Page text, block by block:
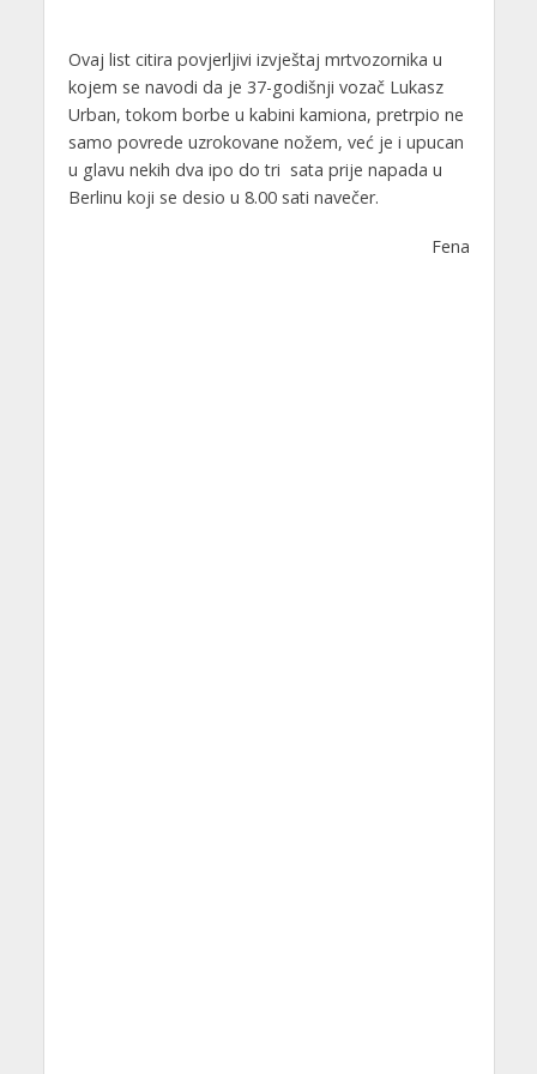
Ovaj list citira povjerljivi izvještaj mrtvozornika u
kojem se navodi da je 37-godišnji vozač Lukasz
Urban, tokom borbe u kabini kamiona, pretrpio ne
samo povrede uzrokovane nožem, već je i upucan
u glavu nekih dva ipo do tri sata prije napada u
Berlinu koji se desio u 8.00 sati navečer.
Fena